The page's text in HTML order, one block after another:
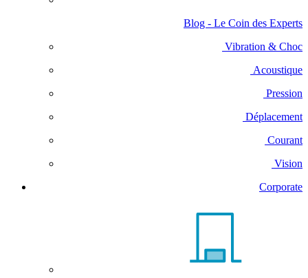
Blog - Le Coin des Experts
Vibration & Choc
Acoustique
Pression
Déplacement
Courant
Vision
Corporate